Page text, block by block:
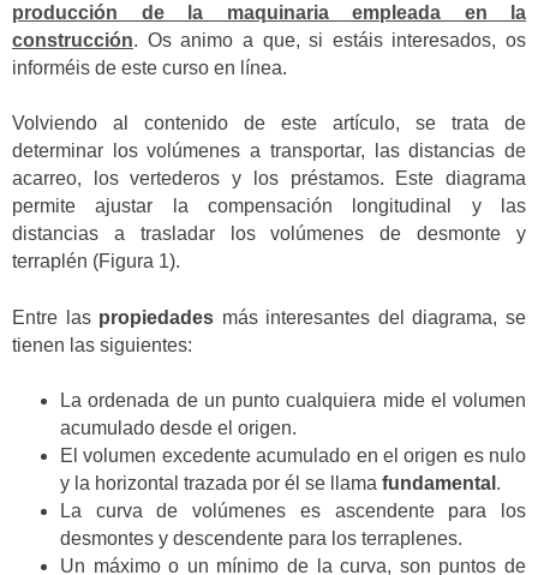
producción de la maquinaria empleada en la
construcción. Os animo a que, si estáis interesados, os
informéis de este curso en línea.
Volviendo al contenido de este artículo, se trata de
determinar los volúmenes a transportar, las distancias de
acarreo, los vertederos y los préstamos. Este diagrama
permite ajustar la compensación longitudinal y las
distancias a trasladar los volúmenes de desmonte y
terraplén (Figura 1).
Entre las propiedades más interesantes del diagrama, se
tienen las siguientes:
La ordenada de un punto cualquiera mide el volumen
acumulado desde el origen.
El volumen excedente acumulado en el origen es nulo
y la horizontal trazada por él se llama fundamental .
La curva de volúmenes es ascendente para los
desmontes y descendente para los terraplenes.
Un máximo o un mínimo de la curva, son puntos de